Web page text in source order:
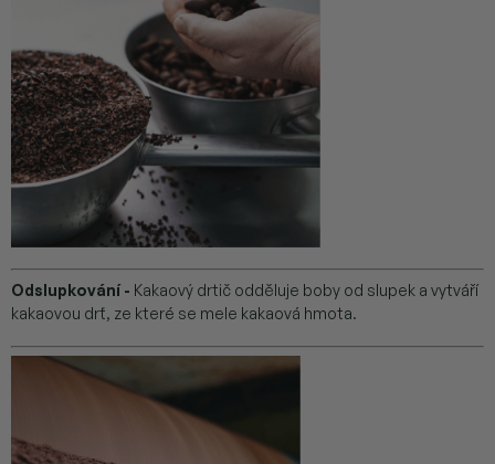
Odslupkování - Kakaový drtič odděluje boby od slupek a vytváří
kakaovou drť, ze které se mele kakaová hmota.